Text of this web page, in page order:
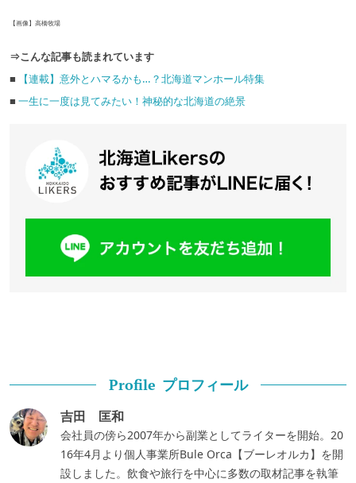
【画像】高橋牧場
⇒こんな記事も読まれています
■
【連載】意外とハマるかも…？北海道マンホール特集
■ 一生に一度は見てみたい！神秘的な北海道の絶景
Profile プロフィール
吉田 匡和
会社員の傍ら2007年から副業としてライターを開始。20
16年4月より個人事業所Bule Orca【ブーレオルカ】を開
設しました。飲食や旅行を中心に多数の取材記事を執筆